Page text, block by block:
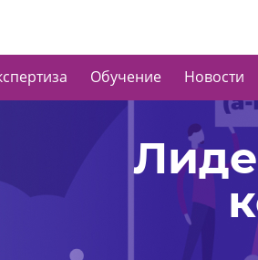
Обучение Новости